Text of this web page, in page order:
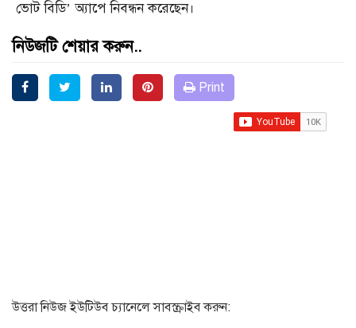
ভোট বিডি’ অ্যাপে নিবন্ধন করেছেন।
নিউজটি শেয়ার করুন..
Print
উত্তরা নিউজ ইউটিউব চ্যানেলে সাবস্ক্রাইব করুন: